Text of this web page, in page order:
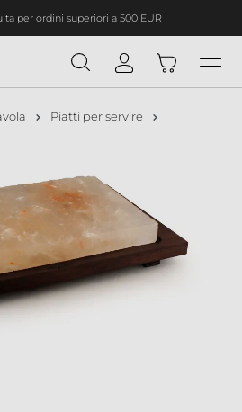
per ordini superiori a 500 EUR
Piatti per servire